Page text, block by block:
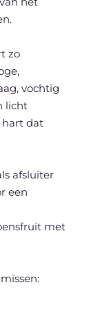
zo
vochtig
licht
hart dat
afsluiter
een
met